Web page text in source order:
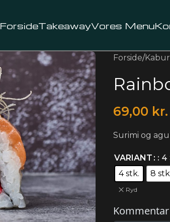
ForsideTakeawayVores Menu
Forside/
69,00 kr.
Surimi og
VARIANT
: 4
4 stk.
8
Ryd